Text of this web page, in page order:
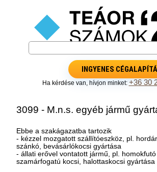
INGYENES
Ha kérdése van, hívjon minket: +36 30
3099 - M.n.s. egyéb jármű
Ebbe a szakágazatba tartozik
- kézzel mozgatott szállítóeszköz, pl.
szánkó, bevásárlókocsi gyártása
- állati erővel vontatott jármű, pl. homokfutó
szamárfogatú kocsi, halottaskocsi gyártása